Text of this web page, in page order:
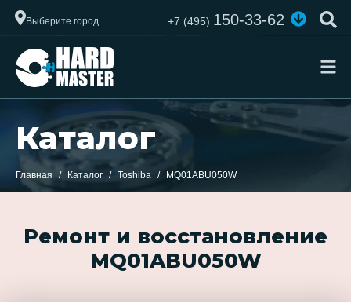
Выберите город +7 (495)150-33-62
Каталог
Главная Каталог Toshiba MQ01ABU050W
Ремонт и восстановление
MQ01ABU050W